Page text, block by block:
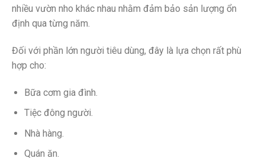
nhiều vườn nho khác nhau nhằm đảm bảo sản lượng ổn
định qua từng năm.
Đối với phần lớn người tiêu dùng, đây là lựa chọn rất phù
hợp cho:
Bữa cơm gia đình.
Tiệc đông người.
Nhà hàng.
Quán ăn.